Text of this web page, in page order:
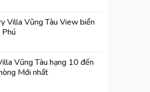
Villa Vũng Tàu View biển
Vũng Tàu hạng 10 đến
Mới nhất